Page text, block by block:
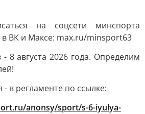
на соцсети минспорта
в ВК и Максе: max.ru/minsport63
8 августа 2026 года. Определим
в регламенте по ссылке:
anonsy/sport/s-6-iyulya-